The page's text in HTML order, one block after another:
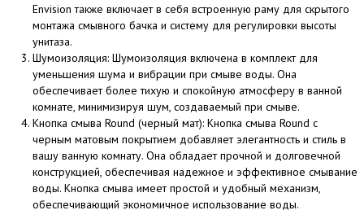
Envision также включает в себя встроенную раму для скрытого
монтажа смывного бачка и систему для регулировки высоты
унитаза.
Шумоизоляция: Шумоизоляция включена в комплект для
уменьшения шума и вибрации при смыве воды. Она
обеспечивает более тихую и спокойную атмосферу в ванной
комнате, минимизируя шум, создаваемый при смыве.
Кнопка смыва Round (черный мат): Кнопка смыва Round с
черным матовым покрытием добавляет элегантность и стиль в
вашу ванную комнату. Она обладает прочной и долговечной
конструкцией, обеспечивая надежное и эффективное смывание
воды. Кнопка смыва имеет простой и удобный механизм,
обеспечивающий экономичное использование воды.